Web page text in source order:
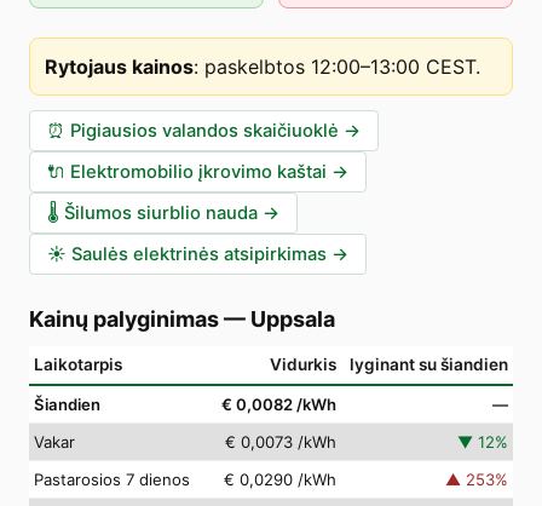
Rytojaus kainos: paskelbtos 12:00–13:00 CEST.
⏰ Pigiausios valandos skaičiuoklė →
🔌 Elektromobilio įkrovimo kaštai →
🌡️ Šilumos siurblio nauda →
☀️ Saulės elektrinės atsipirkimas →
Kainų palyginimas— Uppsala
Laikotarpis Vidurkis lyginant su šiandien
Šiandien € 0,0082 /kWh
—
Vakar
€ 0,0073 /kWh ▼ 12%
Pastarosios 7 dienos
€ 0,0290 /kWh ▲ 253%